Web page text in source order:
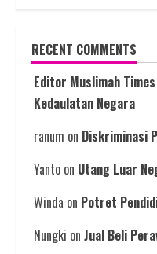
RECENT COMMENTS
Editor Muslimah Times
Kedaulatan Negara
ranum on Diskriminasi
Yanto on Utang Luar
Winda on Potret
Nungki on Jual Beli